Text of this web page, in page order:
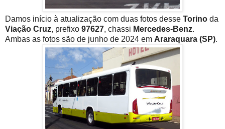
Damos início à atualização com duas fotos desse Torino da
Viação Cruz, prefixo 97627, chassi Mercedes-Benz.
Ambas as fotos são de junho de 2024 em Araraquara (SP).